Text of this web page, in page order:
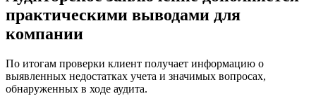
практическими выводами для
компании
По итогам проверки клиент получает информацию о
выявленных недостатках учета и значимых вопросах,
обнаруженных в ходе аудита.